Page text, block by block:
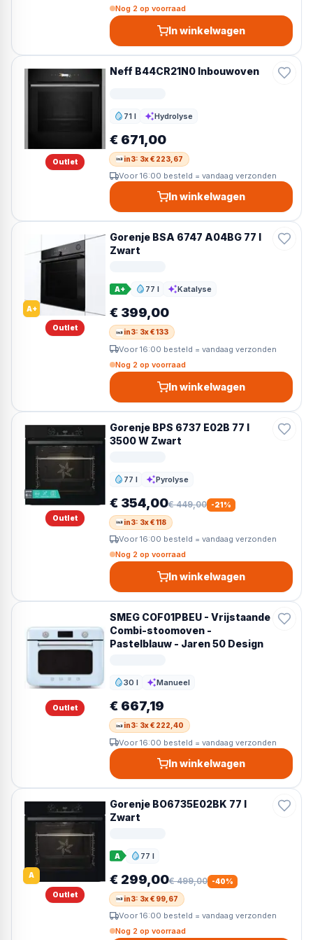
Nog 2 op voorraad
In winkelwagen
Outlet
Neff B44CR21N0 Inbouwoven
71 l
Inhoud Hydrolyse
Reiniging
€ 671,00
in3: 3x € 223,67
Voor 16:00 besteld = vandaag verzonden
In winkelwagen
A+
Outlet
Gorenje BSA 6747 A04BG 77 l
Zwart
A+ 77 l
Inhoud Katalyse
Reiniging
€ 399,00
in3: 3x € 133
Voor 16:00 besteld = vandaag verzonden
Nog 2 op voorraad
In winkelwagen
Outlet
Gorenje BPS 6737 E02B 77 l
3500 W Zwart
77 l
Inhoud Pyrolyse
Reiniging
€ 354,00€ 449,00 -21%
in3: 3x € 118
Voor 16:00 besteld = vandaag verzonden
Nog 2 op voorraad
In winkelwagen
Outlet
SMEG COF01PBEU - Vrijstaande
Combi-stoomoven -
Pastelblauw - Jaren 50 Design
30 l
Inhoud Manueel
Reiniging
€ 667,19
in3: 3x € 222,40
Voor 16:00 besteld = vandaag verzonden
In winkelwagen
A
Outlet
Gorenje BO6735E02BK 77 l
Zwart
A 77 l
Inhoud
€ 299,00€ 499,00 -40%
in3: 3x € 99,67
Voor 16:00 besteld = vandaag verzonden
Nog 2 op voorraad